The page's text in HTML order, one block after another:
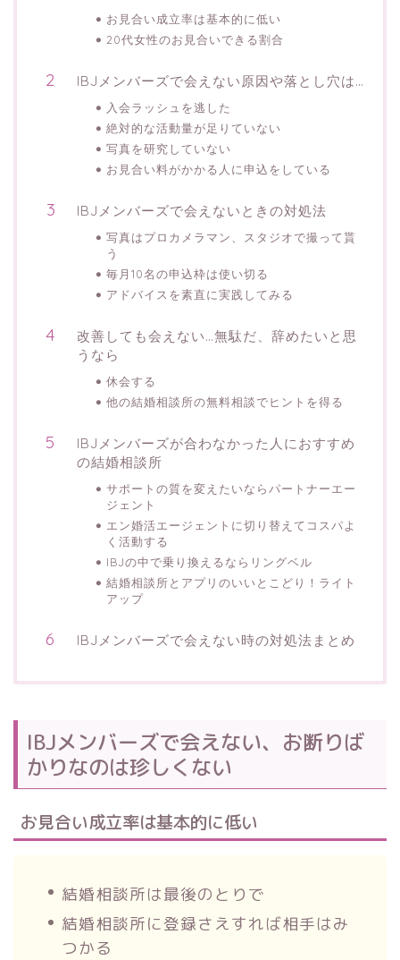
お見合い成立率は基本的に低い
20代女性のお見合いできる割合
IBJメンバーズで会えない原因や落とし穴は…
入会ラッシュを逃した
絶対的な活動量が足りていない
写真を研究していない
お見合い料がかかる人に申込をしている
IBJメンバーズで会えないときの対処法
写真はプロカメラマン、スタジオで撮って貰
う
毎月10名の申込枠は使い切る
アドバイスを素直に実践してみる
改善しても会えない…無駄だ、辞めたいと思
うなら
休会する
他の結婚相談所の無料相談でヒントを得る
IBJメンバーズが合わなかった人におすすめ
の結婚相談所
サポートの質を変えたいならパートナーエー
ジェント
エン婚活エージェントに切り替えてコスパよ
く活動する
IBJの中で乗り換えるならリングベル
結婚相談所とアプリのいいとこどり！ライト
アップ
IBJメンバーズで会えない時の対処法まとめ
IBJメンバーズで会えない、お断りば
かりなのは珍しくない
お見合い成立率は基本的に低い
結婚相談所は最後のとりで
結婚相談所に登録さえすれば相手はみ
つかる